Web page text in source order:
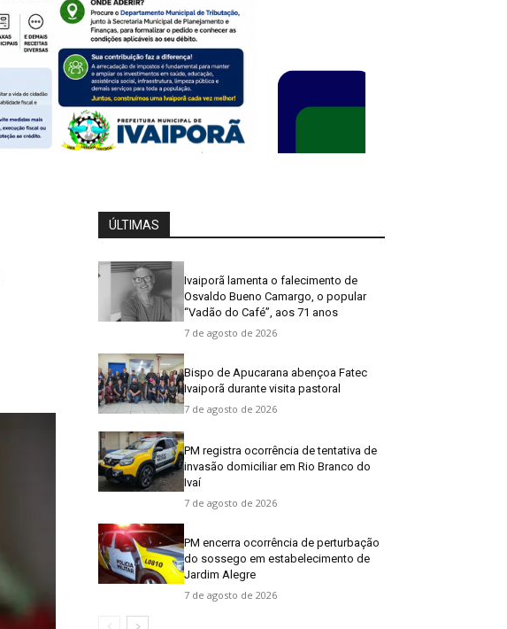
ÚLTIMAS
Ivaiporã lamenta o falecimento de
Osvaldo Bueno Camargo, o popular
“Vadão do Café”, aos 71 anos
7 de agosto de 2026
Bispo de Apucarana abençoa Fatec
Ivaiporã durante visita pastoral
7 de agosto de 2026
PM registra ocorrência de tentativa de
invasão domiciliar em Rio Branco do
Ivaí
7 de agosto de 2026
PM encerra ocorrência de perturbação
do sossego em estabelecimento de
Jardim Alegre
7 de agosto de 2026